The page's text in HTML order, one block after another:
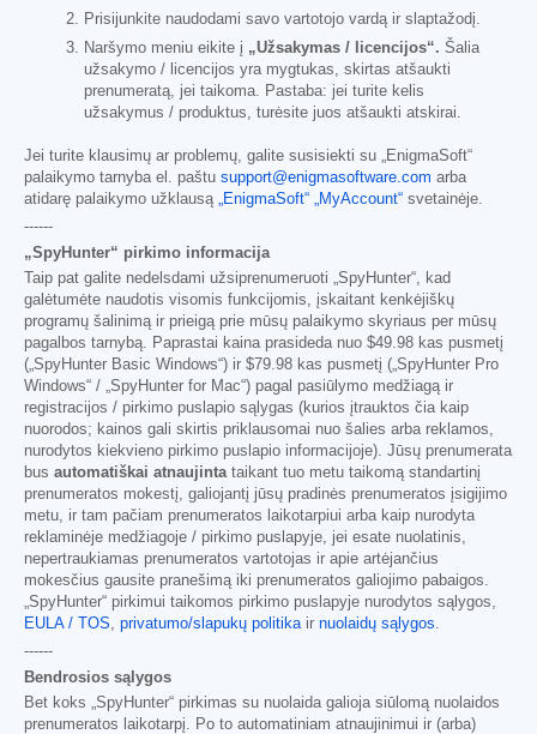
Prisijunkite naudodami savo vartotojo vardą ir slaptažodį.
Naršymo meniu eikite į „Užsakymas / licencijos“. Šalia
užsakymo / licencijos yra mygtukas, skirtas atšaukti
prenumeratą, jei taikoma. Pastaba: jei turite kelis
užsakymus / produktus, turėsite juos atšaukti atskirai.
Jei turite klausimų ar problemų, galite susisiekti su „EnigmaSoft“
palaikymo tarnyba el. paštu support@enigmasoftware.com arba
atidarę palaikymo užklausą „EnigmaSoft“ „MyAccount“ svetainėje.
------
„SpyHunter“ pirkimo informacija
Taip pat galite nedelsdami užsiprenumeruoti „SpyHunter“, kad
galėtumėte naudotis visomis funkcijomis, įskaitant kenkėjiškų
programų šalinimą ir prieigą prie mūsų palaikymo skyriaus per mūsų
pagalbos tarnybą. Paprastai kaina prasideda nuo $49.98 kas pusmetį
(„SpyHunter Basic Windows“) ir $79.98 kas pusmetį („SpyHunter Pro
Windows“ / „SpyHunter for Mac“) pagal pasiūlymo medžiagą ir
registracijos / pirkimo puslapio sąlygas (kurios įtrauktos čia kaip
nuorodos; kainos gali skirtis priklausomai nuo šalies arba reklamos,
nurodytos kiekvieno pirkimo puslapio informacijoje). Jūsų prenumerata
bus automatiškai atnaujintataikant tuo metu taikomą standartinį
prenumeratos mokestį, galiojantį jūsų pradinės prenumeratos įsigijimo
metu, ir tam pačiam prenumeratos laikotarpiui arba kaip nurodyta
reklaminėje medžiagoje / pirkimo puslapyje, jei esate nuolatinis,
nepertraukiamas prenumeratos vartotojas ir apie artėjančius
mokesčius gausite pranešimą iki prenumeratos galiojimo pabaigos.
„SpyHunter“ pirkimui taikomos pirkimo puslapyje nurodytos sąlygos,
EULA / TOS, privatumo/slapukų politikair nuolaidų sąlygos.
------
Bendrosios sąlygos
Bet koks „SpyHunter“ pirkimas su nuolaida galioja siūlomą nuolaidos
prenumeratos laikotarpį. Po to automatiniam atnaujinimui ir (arba)